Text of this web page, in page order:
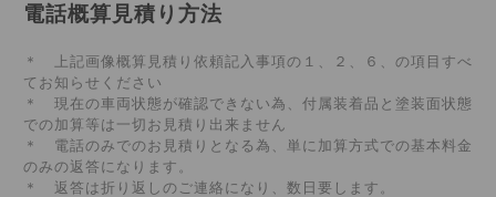
電話概算見積り方法
＊ 上記画像概算見積り依頼記入事項の１、２、６、の項目すべ
てお知らせください
＊ 現在の車両状態が確認できない為、付属装着品と塗装面状態
での加算等は一切お見積り出来ません
＊ 電話のみでのお見積りとなる為、単に加算方式での基本料金
のみの返答になります。
＊ 返答は折り返しのご連絡になり、数日要します。